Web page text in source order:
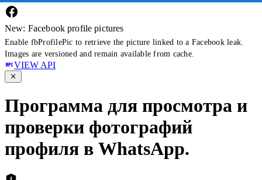
New: Facebook profile pictures
Enable fbProfilePic to retrieve the picture linked to a Facebook leak.
Images are versioned and remain available from cache.
VIEW API
Программа для просмотра и
проверки фотографий
профиля в WhatsApp.